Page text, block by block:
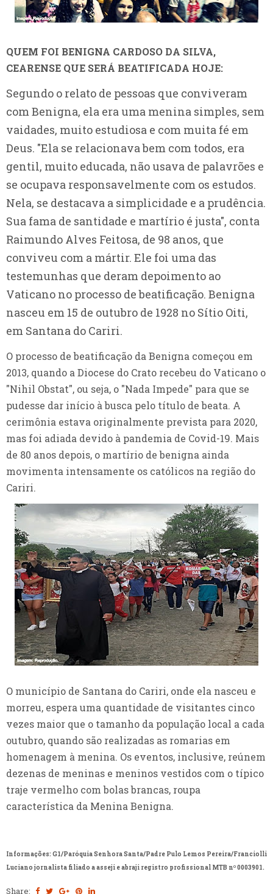
QUEM FOI BENIGNA CARDOSO DA SILVA,
CEARENSE QUE SERÁ BEATIFICADA HOJE:
Segundo o relato de pessoas que conviveram
com Benigna, ela era uma menina simples, sem
vaidades, muito estudiosa e com muita fé em
Deus. "Ela se relacionava bem com todos, era
gentil, muito educada, não usava de palavrões e
se ocupava responsavelmente com os estudos.
Nela, se destacava a simplicidade e a prudência.
Sua fama de santidade e martírio é justa", conta
Raimundo Alves Feitosa, de 98 anos, que
conviveu com a mártir. Ele foi uma das
testemunhas que deram depoimento ao
Vaticano no processo de beatificação. Benigna
nasceu em 15 de outubro de 1928 no Sítio Oiti,
em Santana do Cariri.
O processo de beatificação da Benigna começou em
2013, quando a Diocese do Crato recebeu do Vaticano o
"Nihil Obstat", ou seja, o "Nada Impede" para que se
pudesse dar início à busca pelo título de beata. A
cerimônia estava originalmente prevista para 2020,
mas foi adiada devido à pandemia de Covid-19. Mais
de 80 anos depois, o martírio de benigna ainda
movimenta intensamente os católicos na região do
Cariri.
O município de Santana do Cariri, onde ela nasceu e
morreu, espera uma quantidade de visitantes cinco
vezes maior que o tamanho da população local a cada
outubro, quando são realizadas as romarias em
homenagem à menina. Os eventos, inclusive, reúnem
dezenas de meninas e meninos vestidos com o típico
traje vermelho com bolas brancas, roupa
característica da Menina Benigna.
Informações: G1/Paróquia Senhora Santa/Padre Pulo Lemos Pereira/Franciolli
Luciano jornalista filiado a asseji e abraji registro profissional MTB nº 0003901.
Share: